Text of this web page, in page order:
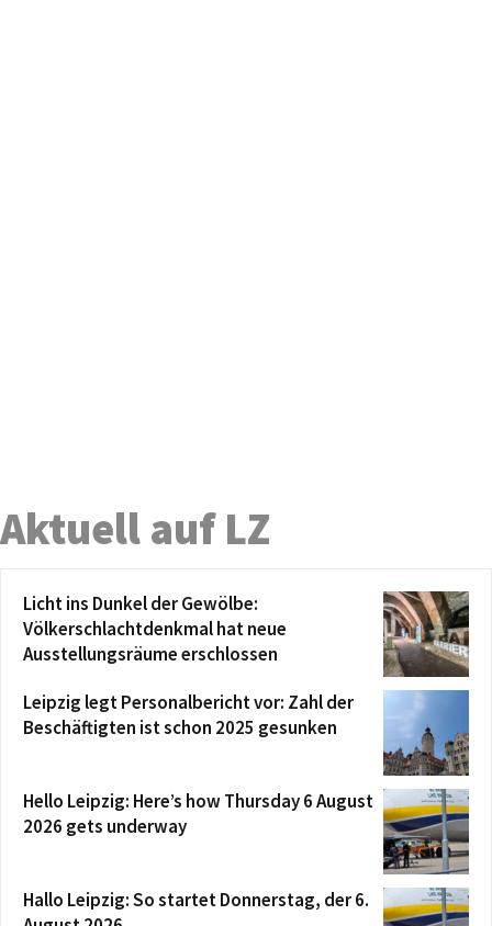
Aktuell auf LZ
Licht ins Dunkel der Gewölbe:
Völkerschlachtdenkmal hat neue
Ausstellungsräume erschlossen
Leipzig legt Personalbericht vor: Zahl der
Beschäftigten ist schon 2025 gesunken
Hello Leipzig: Here’s how Thursday 6 August
2026 gets underway
Hallo Leipzig: So startet Donnerstag, der 6.